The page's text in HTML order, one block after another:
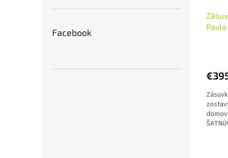
Facebook
Pavla